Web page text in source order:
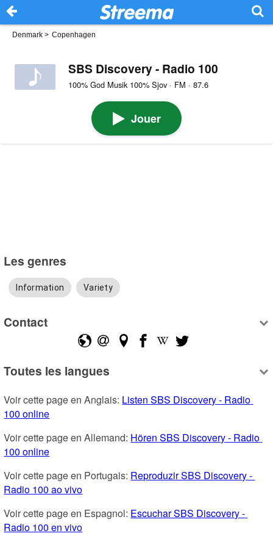
Denmark > Copenhagen
SBS Discovery - Radio 100
100% God Musik 100% Sjov · FM · 87.6
Jouer
Les genres
Information Variety
Contact
Toutes les langues
Voir cette page en Anglais: Listen SBS Discovery - Radio
100 online
Voir cette page en Allemand: Hören SBS Discovery - Radio
100 online
Voir cette page en Portugais: Reproduzir SBS Discovery -
Radio 100 ao vivo
Voir cette page en Espagnol: Escuchar SBS Discovery -
Radio 100 en vivo